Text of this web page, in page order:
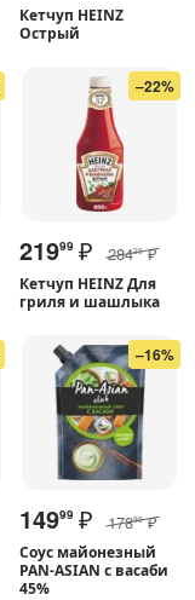
Кетчуп HEINZ
Острый
–22%
21999 ₽ 28429 ₽
Кетчуп HEINZ Для
гриля и шашлыка
–16%
14999 ₽ 17899 ₽
Соус майонезный
PAN-ASIAN с васаби
45%